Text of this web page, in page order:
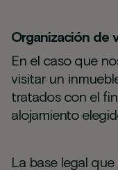
Organización de
En el caso que
visitar un
tratados con el
alojamiento
La base legal